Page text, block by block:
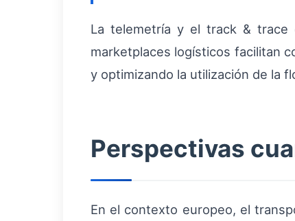
La telemetría y el track & trace
marketplaces logísticos facilitan
y optimizando la utilización de la
Perspectivas
En el contexto europeo, el